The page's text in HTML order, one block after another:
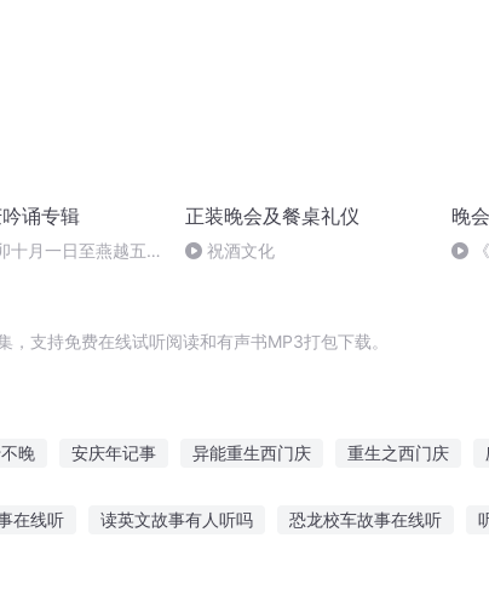
诵专辑
十月一日至燕越五
正装晚会及餐桌礼仪
祝酒文化
晚
支持免费在线试听阅读和有声书MP3打包下载。
晚 安庆年记事 异能重生西门庆 重生之西门庆
在线听 读英文故事有人听吗 恐龙校车故事在线听